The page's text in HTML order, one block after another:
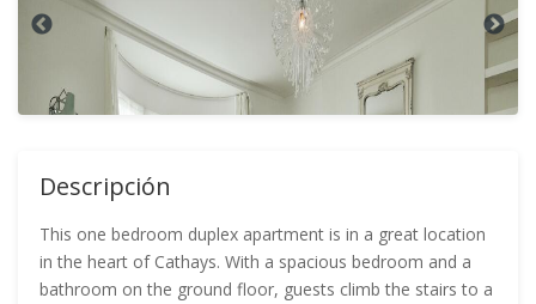
Descripción
This one bedroom duplex apartment is in a great location
in the heart of Cathays. With a spacious bedroom and a
bathroom on the ground floor, guests climb the stairs to a